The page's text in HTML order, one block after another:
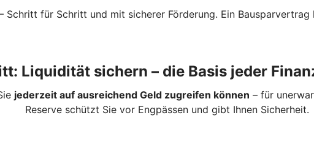
Schritt für Schritt und mit sicherer Förderung. Ein
Liquidität sichern – die Basis jeder
jederzeit auf ausreichend Geld zugreifen können – für
Reserve schützt Sie vor Engpässen und gibt Ihnen Sicherheit.